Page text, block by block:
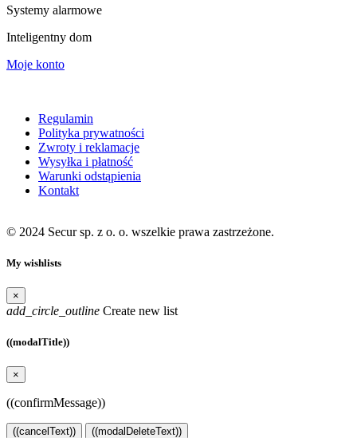
Systemy alarmowe
Inteligentny dom
Moje konto
Regulamin
Polityka prywatności
Zwroty i reklamacje
Wysyłka i płatność
Warunki odstąpienia
Kontakt
© 2024 Secur sp. z o. o. wszelkie prawa zastrzeżone.
My wishlists
×
add_circle_outline Create new list
((modalTitle))
×
((confirmMessage))
((cancelText)) ((modalDeleteText))